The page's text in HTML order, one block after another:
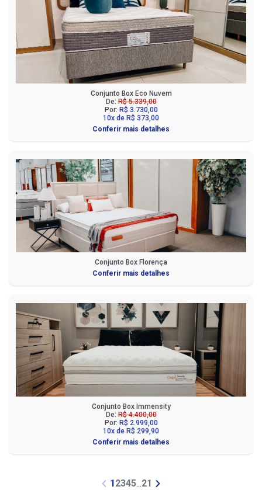
Conjunto Box Eco Nuvem
De:R$ 5.339,00
Por: R$ 3.730,00
10x de R$ 373,00
Conferir mais detalhes
Conjunto Box Florença
Conferir mais detalhes
Conjunto Box Immensity
De:R$ 4.400,00
Por: R$ 2.999,00
10x de R$ 299,90
Conferir mais detalhes
1 2345...21